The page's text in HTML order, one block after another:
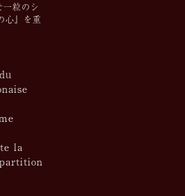
粒のシ
心』を重
la